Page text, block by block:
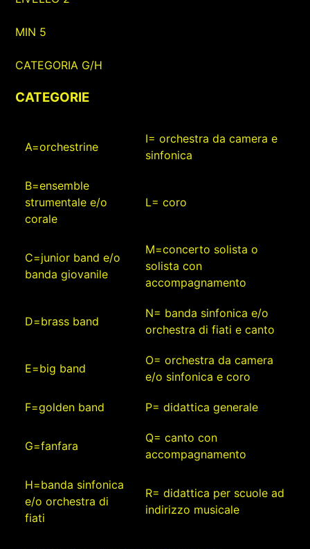
MIN 5
CATEGORIA G/H
CATEGORIE
A=orchestrine
I= orchestra da camera e
sinfonica
B=ensemble
strumentale e/o
corale
L= coro
C=junior band e/o
banda giovanile
M=concerto solista o
solista con
accompagnamento
D=brass band
N= banda sinfonica e/o
orchestra di fiati e canto
E=big band
O= orchestra da camera
e/o sinfonica e coro
F=golden band P= didattica generale
G=fanfara
Q= canto con
accompagnamento
H=banda sinfonica
e/o orchestra di
fiati
R= didattica per scuole ad
indirizzo musicale